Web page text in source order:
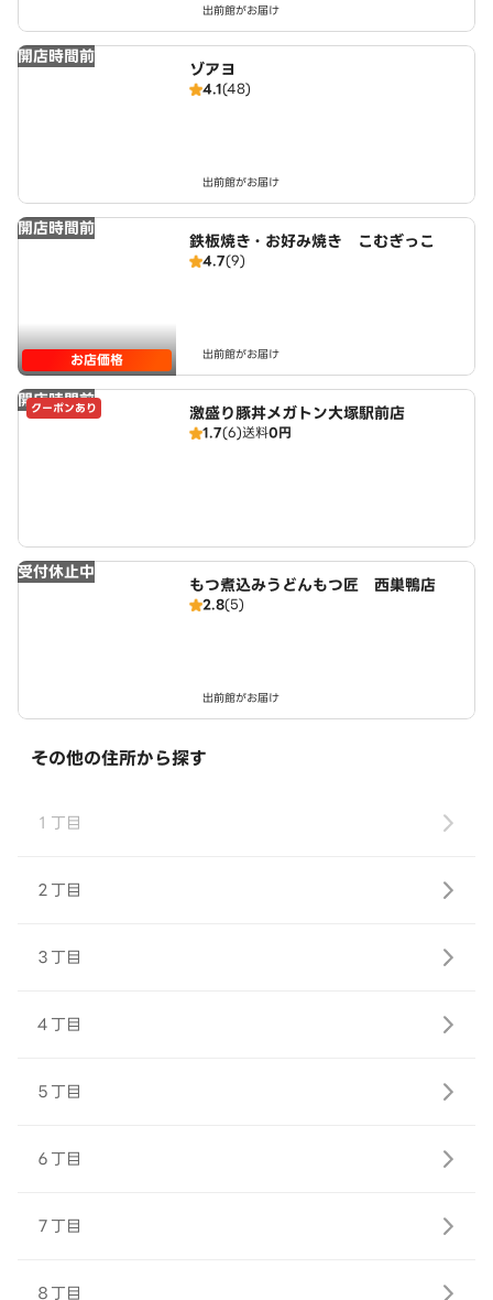
出前館がお届け
開店時間前
ゾアヨ
4.1(48)
出前館がお届け
開店時間前
お店価格
鉄板焼き・お好み焼き こむぎっこ
4.7(9)
出前館がお届け
開店時間前
クーポンあり 激盛り豚丼メガトン大塚駅前店
1.7(6)送料0円
受付休止中
もつ煮込みうどんもつ匠 西巣鴨店
2.8(5)
出前館がお届け
その他の住所から探す
１丁目
２丁目
３丁目
４丁目
５丁目
６丁目
７丁目
８丁目